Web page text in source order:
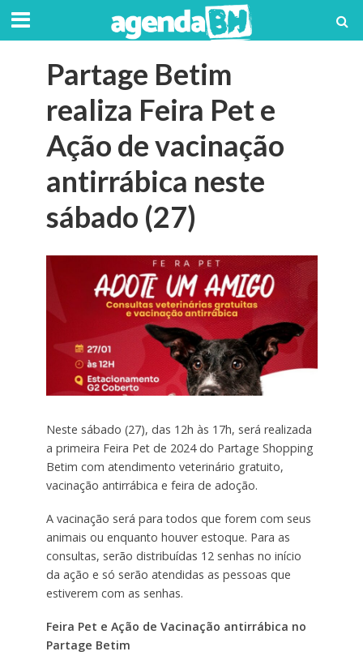
Partage Betim
realiza Feira Pet e
Ação de vacinação
antirrábica neste
sábado (27)
Neste sábado (27), das 12h às 17h, será realizada
a primeira Feira Pet de 2024 do Partage Shopping
Betim com atendimento veterinário gratuito,
vacinação antirrábica e feira de adoção.
A vacinação será para todos que forem com seus
animais ou enquanto houver estoque. Para as
consultas, serão distribuídas 12 senhas no início
da ação e só serão atendidas as pessoas que
estiverem com as senhas.
Feira Pet e Ação de Vacinação antirrábica no
Partage Betim